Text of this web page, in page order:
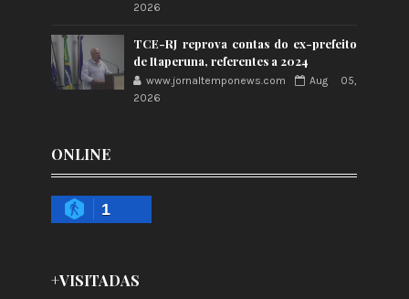
2026
TCE-RJ reprova contas do ex-prefeito
de Itaperuna, referentes a 2024
www.jornaltemponews.com
Aug 05,
2026
ONLINE
1
+VISITADAS